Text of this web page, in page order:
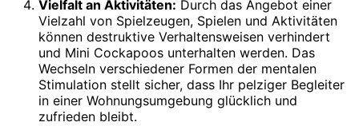
Vielfalt an Aktivitäten: Durch das Angebot einer
Vielzahl von Spielzeugen, Spielen und Aktivitäten
können destruktive Verhaltensweisen verhindert
und Mini Cockapoos unterhalten werden. Das
Wechseln verschiedener Formen der mentalen
Stimulation stellt sicher, dass Ihr pelziger Begleiter
in einer Wohnungsumgebung glücklich und
zufrieden bleibt.